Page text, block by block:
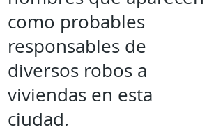
como probables
responsables de
diversos robos a
viviendas en esta
ciudad.